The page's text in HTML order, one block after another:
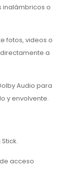
inalámbricos o
fotos, videos o
a
Audio para
y envolvente.
acceso